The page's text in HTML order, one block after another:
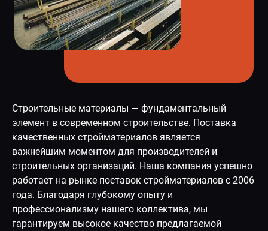
Строительные материалы — фундаментальный
элемент в современном строительстве. Поставка
качественных стройматериалов является
важнейшим моментом для производителей и
строительных организаций. Наша компания успешно
работает на рынке поставок стройматериалов с 2006
года. Благодаря глубокому опыту и
профессионализму нашего коллектива, мы
гарантируем высокое качество предлагаемой